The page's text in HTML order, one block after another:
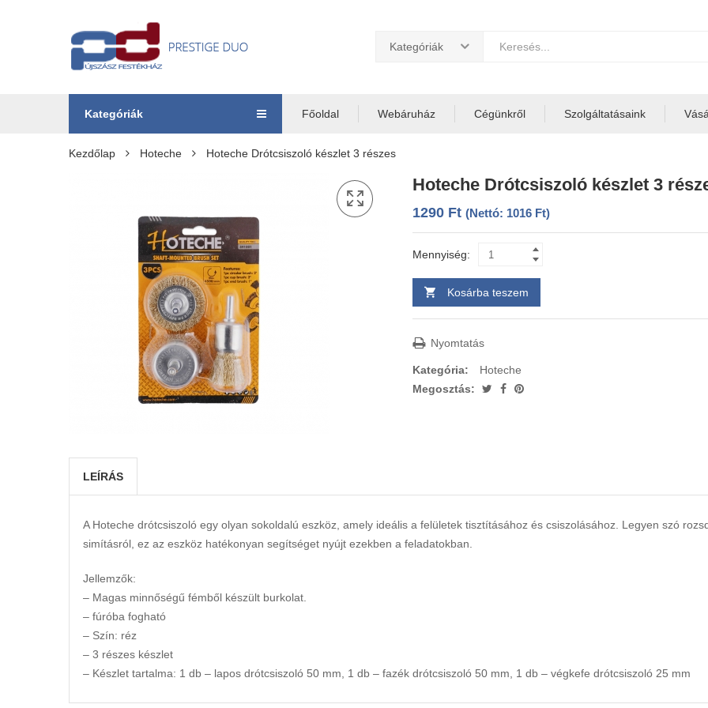
Kategóriák
Kategóriák Főoldal Webáruház Cégünkről Szolgáltatásaink
Kezdőlap Hoteche Hoteche Drótcsiszoló készlet 3 részes
Hoteche Drótcsiszoló készlet 3
1290 Ft (Nettó: 1016 Ft)
Mennyiség:
Kosárba teszem
Nyomtatás
Kategória:
Hoteche
Megosztás:
LEÍRÁS
A Hoteche drótcsiszoló egy olyan sokoldalú eszköz, amely ideális a felületek tisztításához és csiszolásához. Legyen szó
simításról, ez az eszköz hatékonyan segítséget nyújt ezekben a feladatokban.
Jellemzők:
– Magas minnőségű fémből készült burkolat.
– fúróba fogható
– Szín: réz
– 3 részes készlet
– Készlet tartalma: 1 db – lapos drótcsiszoló 50 mm, 1 db – fazék drótcsiszoló 50 mm, 1 db – végkefe drótcsiszoló 25 mm